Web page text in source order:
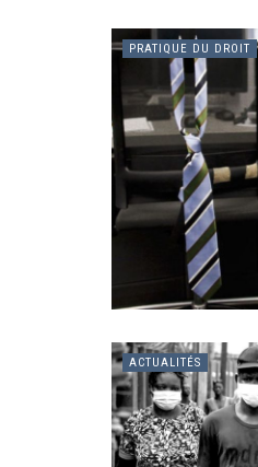
PRATIQUE DU DROIT
ACTUALITÉS